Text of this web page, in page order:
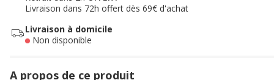
Livraison dans 72h offert dès 69€ d'achat
Livraison à domicile
Non disponible
A propos de ce produit